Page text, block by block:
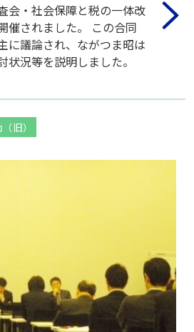
会・社会保障と税の一体改
催されました。 この合同
に議論され、ながつま昭は
況等を説明しました。
旧）